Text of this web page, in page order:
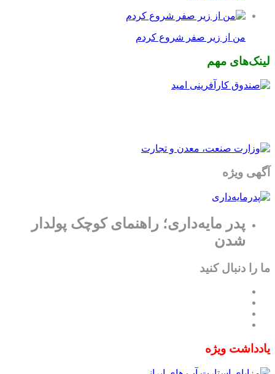
من از زیر صفر شروع کردم
لینک‌های مهم
آگهی ویژه
پدر مایه‌داری؛ راهنمای کوچک پولدار
شدن
ما را دنبال کنید
یادداشت ویژه